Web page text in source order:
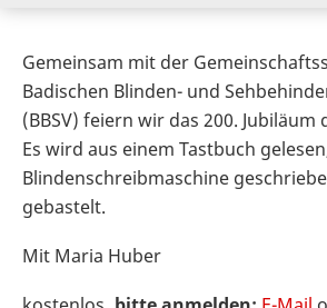
Gemeinsam mit der
Badischen Blinden- und
(BBSV) feiern wir das 200. Jubiläum
Es wird aus einem Tastbuch
Blindenschreibmaschine
gebastelt.
Mit Maria Huber